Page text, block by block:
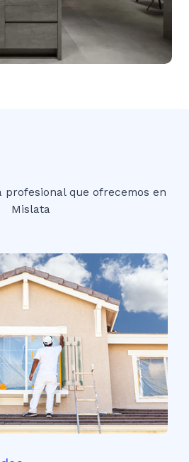
profesional que ofrecemos en
Mislata